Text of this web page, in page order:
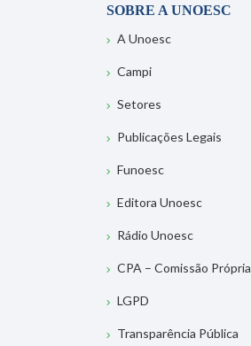
SOBRE A UNOESC
A Unoesc
Campi
Setores
Publicações Legais
Funoesc
Editora Unoesc
Rádio Unoesc
CPA – Comissão
LGPD
Transparência Pública